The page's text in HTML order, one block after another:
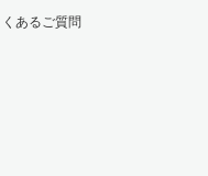
くあるご質問